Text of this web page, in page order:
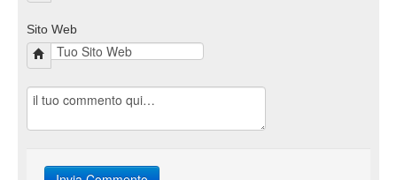
Sito Web